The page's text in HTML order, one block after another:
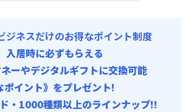
ジネスだけのお得なポイント制度
入居時に必ずもらえる
ネーやデジタルギフトに交換可能
ポイント》をプレゼント!
・1000種類以上のラインナップ!!